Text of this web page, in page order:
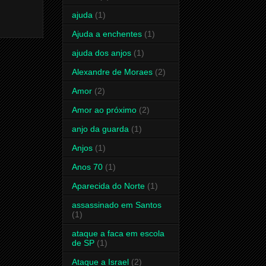
ajuda (1)
Ajuda a enchentes (1)
ajuda dos anjos (1)
Alexandre de Moraes (2)
Amor (2)
Amor ao próximo (2)
anjo da guarda (1)
Anjos (1)
Anos 70 (1)
Aparecida do Norte (1)
assassinado em Santos
(1)
ataque a faca em escola
de SP (1)
Ataque a Israel (2)